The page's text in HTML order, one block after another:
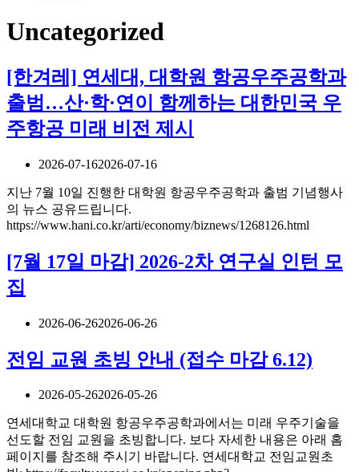
Uncategorized
[한겨레] 연세대, 대학원 항공우주공학과
출범…산·학·연이 함께하는 대한민국 우
주항공 미래 비전 제시
2026-07-162026-07-16
지난 7월 10일 진행한 대학원 항공우주공학과 출범 기념행사
의 뉴스 공유드립니다.
https://www.hani.co.kr/arti/economy/biznews/1268126.html
[7월 17일 마감] 2026-2차 연구실 인턴 모
집
2026-06-262026-06-26
전임 교원 초빙 안내 (접수 마감 6.12)
2026-05-262026-05-26
연세대학교 대학원 항공우주공학과에서는 미래 우주기술을
선도할 전임 교원을 초빙합니다. 보다 자세한 내용은 아래 홈
페이지를 참조해 주시기 바랍니다. 연세대학교 전임교원초